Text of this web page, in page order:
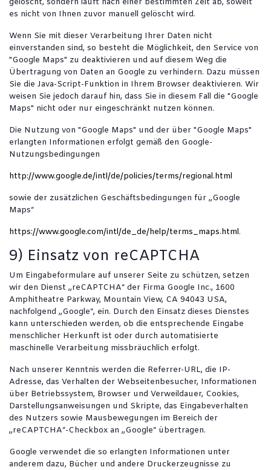
gelöscht, sondern läuft nach einer bestimmten Zeit ab, soweit
es nicht von Ihnen zuvor manuell gelöscht wird.
Wenn Sie mit dieser Verarbeitung Ihrer Daten nicht
einverstanden sind, so besteht die Möglichkeit, den Service von
"Google Maps" zu deaktivieren und auf diesem Weg die
Übertragung von Daten an Google zu verhindern. Dazu müssen
Sie die Java-Script-Funktion in Ihrem Browser deaktivieren. Wir
weisen Sie jedoch darauf hin, dass Sie in diesem Fall die "Google
Maps" nicht oder nur eingeschränkt nutzen können.
Die Nutzung von "Google Maps" und der über "Google Maps"
erlangten Informationen erfolgt gemäß den Google-
Nutzungsbedingungen
http://www.google.de/intl/de/policies/terms/regional.html
sowie der zusätzlichen Geschäftsbedingungen für „Google
Maps“
https://www.google.com/intl/de_de/help/terms_maps.html.
9) Einsatz von reCAPTCHA
Um Eingabeformulare auf unserer Seite zu schützen, setzen
wir den Dienst „reCAPTCHA“ der Firma Google Inc., 1600
Amphitheatre Parkway, Mountain View, CA 94043 USA,
nachfolgend „Google“, ein. Durch den Einsatz dieses Dienstes
kann unterschieden werden, ob die entsprechende Eingabe
menschlicher Herkunft ist oder durch automatisierte
maschinelle Verarbeitung missbräuchlich erfolgt.
Nach unserer Kenntnis werden die Referrer-URL, die IP-
Adresse, das Verhalten der Webseitenbesucher, Informationen
über Betriebssystem, Browser und Verweildauer, Cookies,
Darstellungsanweisungen und Skripte, das Eingabeverhalten
des Nutzers sowie Mausbewegungen im Bereich der
„reCAPTCHA“-Checkbox an „Google“ übertragen.
Google verwendet die so erlangten Informationen unter
anderem dazu, Bücher und andere Druckerzeugnisse zu